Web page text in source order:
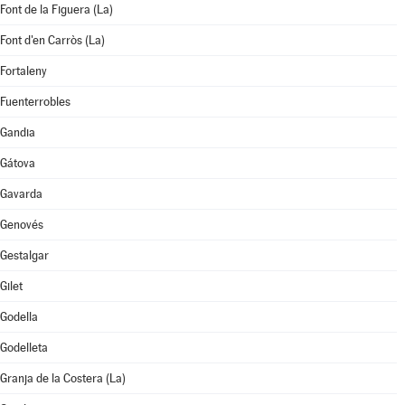
Font de la Figuera (La)
Font d'en Carròs (La)
Fortaleny
Fuenterrobles
Gandia
Gátova
Gavarda
Genovés
Gestalgar
Gilet
Godella
Godelleta
Granja de la Costera (La)